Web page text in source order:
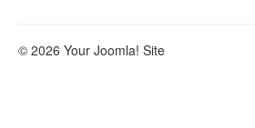
© 2026 Your Joomla! Site